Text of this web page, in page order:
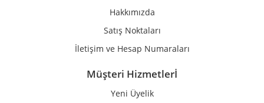
Gönder
Hakkımızda
Satış Noktaları
İletişim ve Hesap Numaraları
Müşteri Hizmetlerİ
Yeni Üyelik